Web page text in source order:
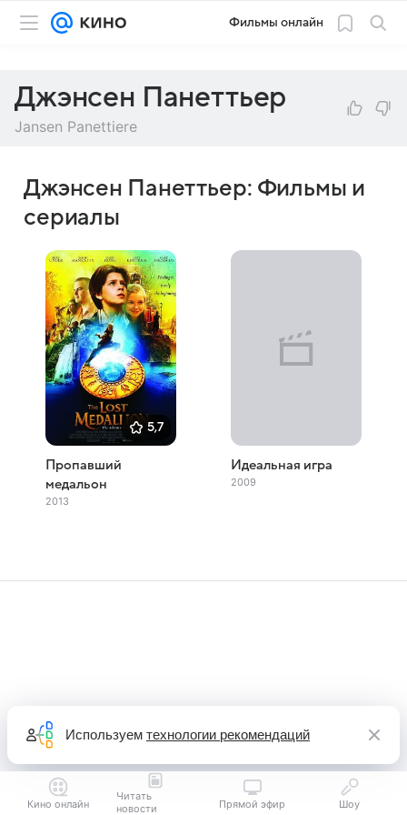
Фильмы онлайн
Джэнсен Панеттьер
Jansen Panettiere
Джэнсен Панеттьер: Фильмы и
сериалы
5,7
Пропавший
медальон
2013
Идеальная игра
2009
Кино онлайн
Читать
новости
Прямой эфир Шоу
Используем технологии рекомендаций